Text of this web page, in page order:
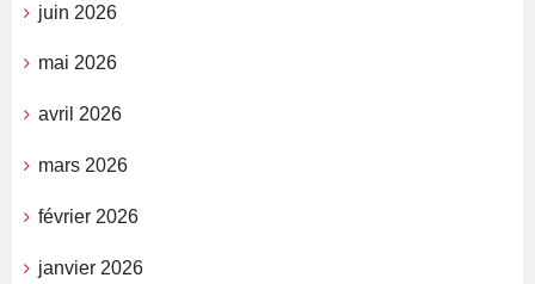
juin 2026
mai 2026
avril 2026
mars 2026
février 2026
janvier 2026